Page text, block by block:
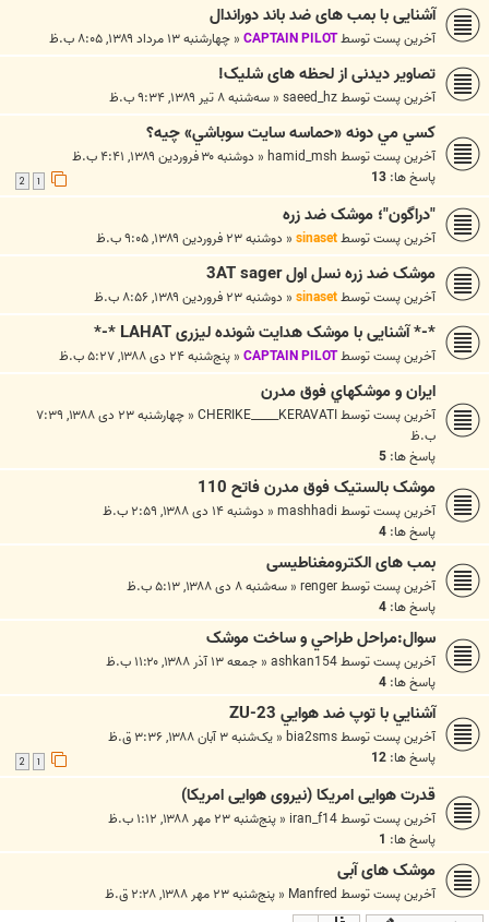
آشنایی با بمب های ضد باند دوراندال
آخرین پست توسطCAPTAIN PILOT
« چهارشنبه ۱۳ مرداد ۱۳۸۹, ۸:۰۵ ب.ظ
تصاویر دیدنی از لحظه های شلیک!
آخرین پست توسطsaeed_hz
« سه‌شنبه ۸ تیر ۱۳۸۹, ۹:۳۴ ب.ظ
کسي مي دونه «حماسه سايت سوباشي» چيه؟
آخرین پست توسطhamid_msh
« دوشنبه ۳۰ فروردین ۱۳۸۹, ۴:۴۱ ب.ظ
پاسخ ها: 13
"دراگون"؛ موشک ضد زره
آخرین پست توسطsinaset
« دوشنبه ۲۳ فروردین ۱۳۸۹, ۹:۰۵ ب.ظ
موشک ضد زره نسل اول 3AT sager
آخرین پست توسطsinaset
« دوشنبه ۲۳ فروردین ۱۳۸۹, ۸:۵۶ ب.ظ
*-* آشنایی با موشک هدايت شونده ليزری LAHAT *-*
آخرین پست توسطCAPTAIN PILOT
« پنج‌شنبه ۲۴ دی ۱۳۸۸, ۵:۲۷ ب.ظ
ايران و موشکهاي فوق مدرن
آخرین پست توسطCHERIKE_____KERAVATI
«
چهارشنبه ۲۳ دی ۱۳۸۸, ۷:۳۹
ب.ظ
پاسخ ها: 5
موشک بالستیک فوق مدرن فاتح 110
آخرین پست توسطmashhadi
« دوشنبه ۱۴ دی ۱۳۸۸, ۲:۵۹ ب.ظ
پاسخ ها: 4
بمب های الکترومغناطیسی
آخرین پست توسطrenger
« سه‌شنبه ۸ دی ۱۳۸۸, ۵:۱۳ ب.ظ
پاسخ ها: 4
سوال:مراحل طراحي و ساخت موشک
آخرین پست توسطashkan154
« جمعه ۱۳ آذر ۱۳۸۸, ۱۱:۲۰ ب.ظ
پاسخ ها: 4
آشنايي با توپ ضد هوايي ZU-23
آخرین پست توسطbia2sms
« یک‌شنبه ۳ آبان ۱۳۸۸, ۳:۳۶ ق.ظ
پاسخ ها: 12
قدرت هوایی امریکا (نیروی هوایی امریکا)
آخرین پست توسطiran_f14
« پنج‌شنبه ۲۳ مهر ۱۳۸۸, ۱:۱۲ ب.ظ
پاسخ ها: 1
موشک های آبی
آخرین پست توسطManfred
« پنج‌شنبه ۲۳ مهر ۱۳۸۸, ۲:۲۸ ق.ظ